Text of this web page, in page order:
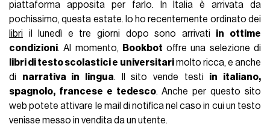
piattaforma apposita per farlo. In Italia è arrivata da
pochissimo, questa estate. Io ho recentemente ordinato dei
libri il lunedì e tre giorni dopo sono arrivati in ottime
condizioni. Al momento, Bookbot offre una selezione di
libri di testo scolastici e universitarimolto ricca, e anche
di narrativa in lingua. Il sito vende testi in italiano,
spagnolo, francese e tedesco. Anche per questo sito
web potete attivare le mail di notifica nel caso in cui un testo
venisse messo in vendita da un utente.